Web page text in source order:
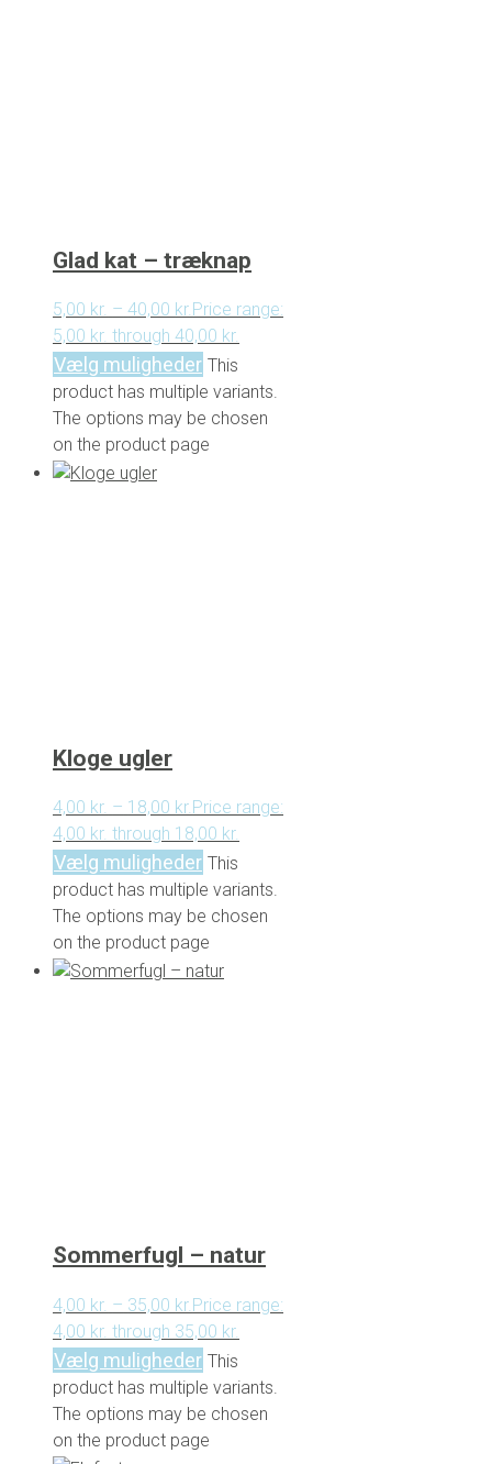
Glad kat – træknap
5,00 kr. – 40,00 kr. Price range:
5,00 kr. through 40,00 kr.
Vælg muligheder This
product has multiple variants.
The options may be chosen
on the product page
Kloge ugler
4,00 kr. – 18,00 kr.Price range:
4,00 kr. through 18,00 kr.
Vælg muligheder This
product has multiple variants.
The options may be chosen
on the product page
Sommerfugl – natur
4,00 kr. – 35,00 kr. Price range:
4,00 kr. through 35,00 kr.
Vælg muligheder This
product has multiple variants.
The options may be chosen
on the product page